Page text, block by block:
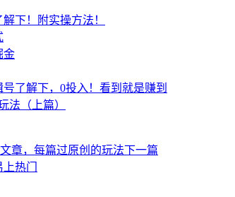
下！附实操方法！
金
了解下，0投入！看到就是赚到
法（上篇）
章，每篇过原创的玩法下一篇
热门